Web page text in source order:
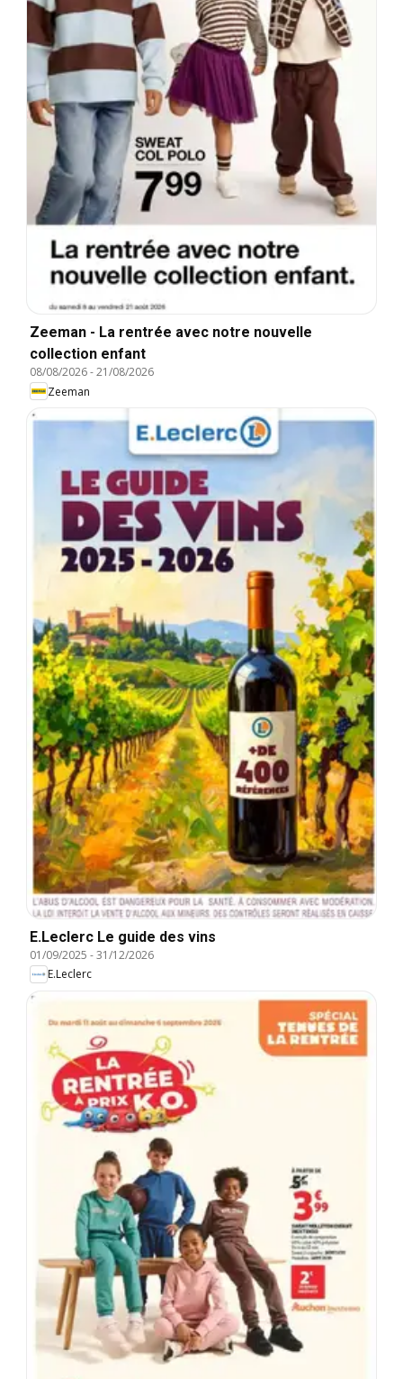
Zeeman - La rentrée avec notre nouvelle
collection enfant
08/08/2026-21/08/2026
Zeeman
E.Leclerc Le guide des vins
01/09/2025 -31/12/2026
E.Leclerc